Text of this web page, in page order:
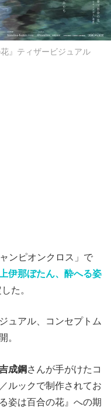
』ティザービジュアル
ンピオンクロス」で
上伊那ぼたん、酔へる姿
た。
ュアル、コンセプトム
。
成鋼さんが手がけたコ
ルックで制作されてお
姿は百合の花』への期